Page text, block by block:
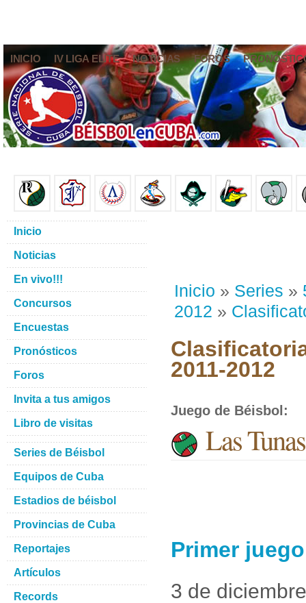
INICIO IV LIGA ELITE NOTICIAS FOROS
Inicio » Series »
2012 »
2011-2012
Juego de Béisbol :
Las
Primer
3 de
Inicio
Noticias
En vivo!!!
Concursos
Encuestas
Pronósticos
Foros
Invita a tus amigos
Libro de visitas
Series de Béisbol
Equipos de Cuba
Estadios de béisbol
Provincias de Cuba
Reportajes
Artículos
Records